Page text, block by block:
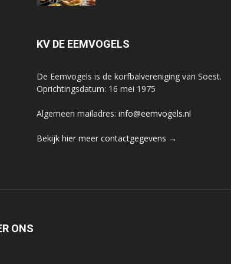
KV DE EEMVOGELS
De Eemvogels is de korfbalvereniging van Soest.
Oprichtingsdatum: 16 mei 1975
Algemeen mailadres: info@eemvogels.nl
Bekijk hier meer contactgegevens →
ONS